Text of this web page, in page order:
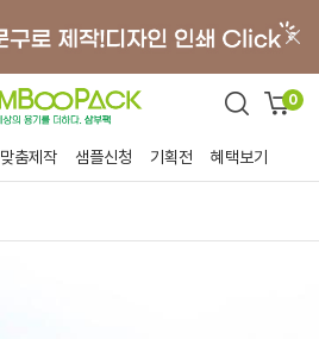
0
맞춤제작 샘플신청 기획전 혜택보기